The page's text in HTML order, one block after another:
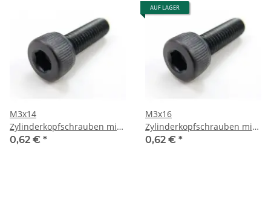
M3x14
Zylinderkopfschrauben mit
Innensechskant 6 St.
0,62 € *
AUF LAGER
M3x16
Zylinderkopfschrauben mit
Innensechskant 6 St.
0,62 € *